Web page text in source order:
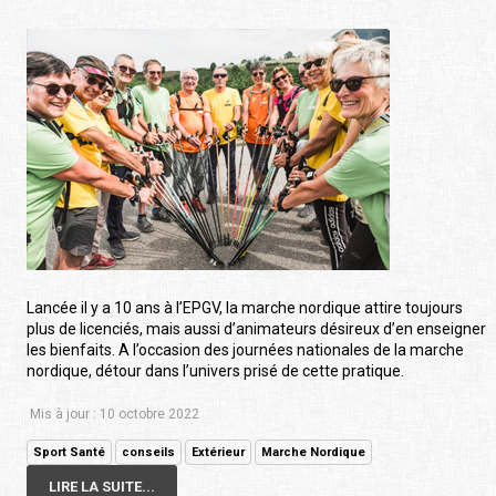
Lancée il y a 10 ans à l’EPGV, la marche nordique attire toujours
plus de licenciés, mais aussi d’animateurs désireux d’en enseigner
les bienfaits. A l’occasion des journées nationales de la marche
nordique, détour dans l’univers prisé de cette pratique.
Mis à jour : 10 octobre 2022
Sport Santé conseils Extérieur Marche Nordique
LIRE LA SUITE...